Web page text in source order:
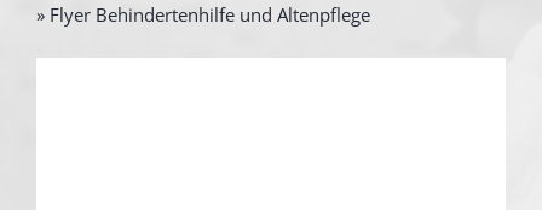
» Flyer Behindertenhilfe und Altenpflege